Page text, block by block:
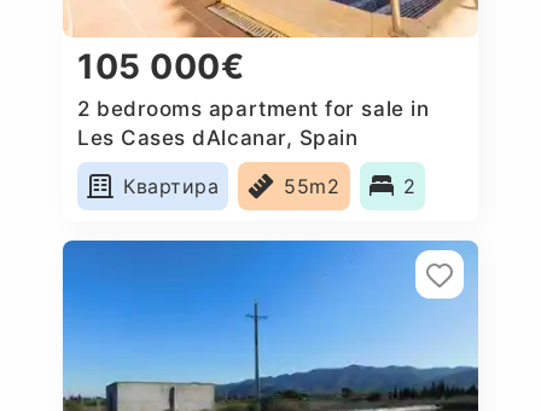
105 000€
2 bedrooms apartment for sale in
Les Cases dAlcanar, Spain
Квартира
55m2 2